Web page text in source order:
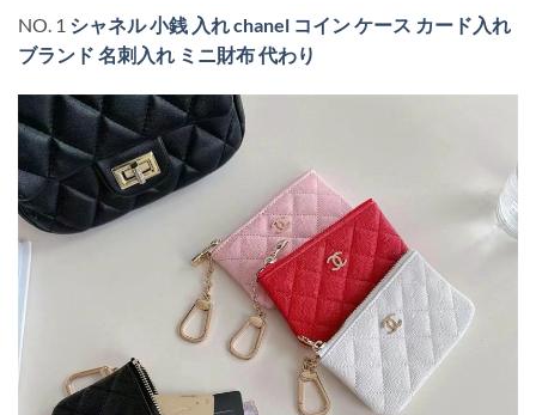
NO. 1 シャネル 小銭 入れ chanel コイン ケース カード入れ
ブランド 名刺入れ ミニ財布 代わり